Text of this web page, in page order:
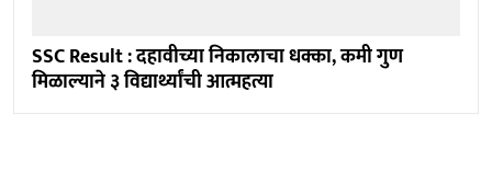
SSC Result : दहावीच्या निकालाचा धक्का, कमी गुण
मिळाल्याने ३ विद्यार्थ्यांची आत्महत्या